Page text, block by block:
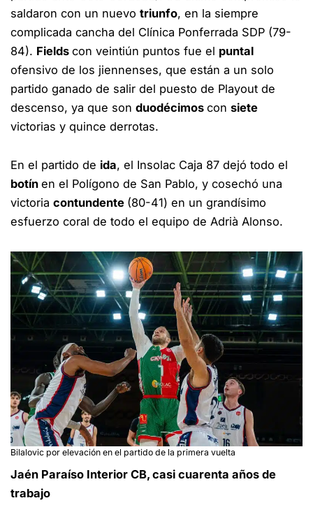
saldaron con un nuevo triunfo, en la siempre
complicada cancha del Clínica Ponferrada SDP (79-
84). Fields con veintiún puntos fue el puntal
ofensivo de los jiennenses, que están a un solo
partido ganado de salir del puesto de Playout de
descenso, ya que son duodécimos con siete
victorias y quince derrotas.
En el partido de ida, el Insolac Caja 87 dejó todo el
botín en el Polígono de San Pablo, y cosechó una
victoria contundente (80-41) en un grandísimo
esfuerzo coral de todo el equipo de Adrià Alonso.
Bilalovic por elevación en el partido de la primera vuelta
Jaén Paraíso Interior CB, casi cuarenta años de
trabajo